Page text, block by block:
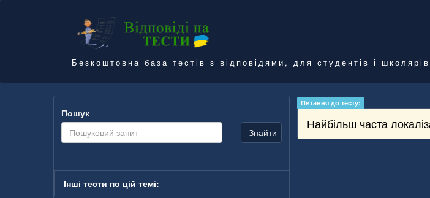
Безкоштовна база тестів з відповідями, для студентів і школярів
Питання до тесту:
Найбільш часта
Пошук
Знайти
Інші тести по цій темі: